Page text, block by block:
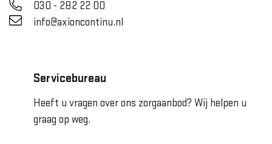
030 - 282 22 00
info@axioncontinu.nl
Servicebureau
Heeft u vragen over ons zorgaanbod? Wij helpen u
graag op weg.